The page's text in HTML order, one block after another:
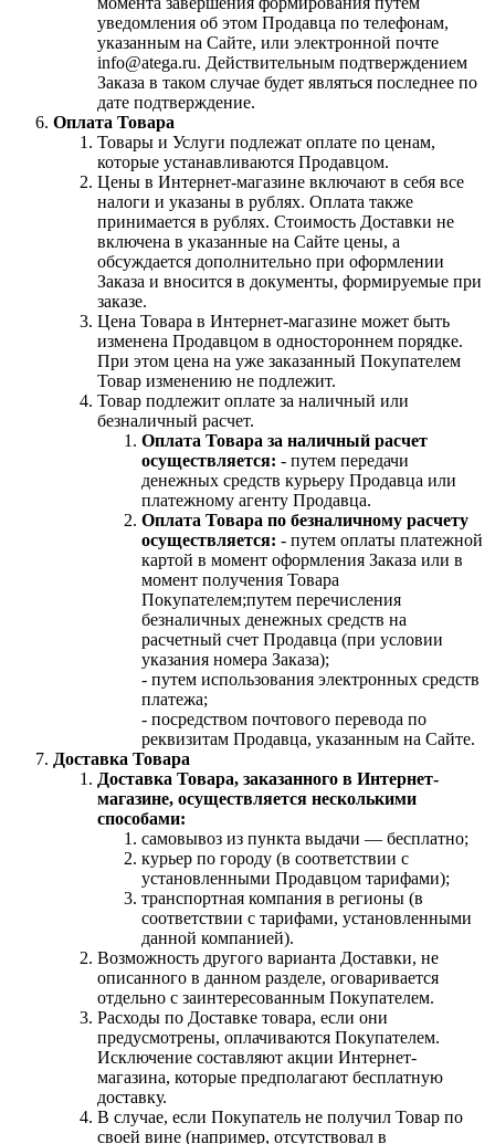
уведомления об этом Продавца по телефонам,
указанным на Сайте, или электронной почте
info@atega.ru. Действительным подтверждением
Заказа в таком случае будет являться последнее по
дате подтверждение.
Оплата Товара
Товары и Услуги подлежат оплате по ценам,
которые устанавливаются Продавцом.
Цены в Интернет-магазине включают в себя все
налоги и указаны в рублях. Оплата также
принимается в рублях. Стоимость Доставки не
включена в указанные на Сайте цены, а
обсуждается дополнительно при оформлении
Заказа и вносится в документы, формируемые при
заказе.
Цена Товара в Интернет-магазине может быть
изменена Продавцом в одностороннем порядке.
При этом цена на уже заказанный Покупателем
Товар изменению не подлежит.
Товар подлежит оплате за наличный или
безналичный расчет.
Оплата Товара за наличный расчет
осуществляется: - путем передачи
денежных средств курьеру Продавца или
платежному агенту Продавца.
Оплата Товара по безналичному расчету
осуществляется: - путем оплаты платежной
картой в момент оформления Заказа или в
момент получения Товара
Покупателем;путем перечисления
безналичных денежных средств на
расчетный счет Продавца (при условии
указания номера Заказа);
- путем использования электронных средств
платежа;
- посредством почтового перевода по
реквизитам Продавца, указанным на Сайте.
Доставка Товара
Доставка Товара, заказанного в Интернет-
магазине, осуществляется несколькими
способами:
самовывоз из пункта выдачи — бесплатно;
курьер по городу (в соответствии с
установленными Продавцом тарифами);
транспортная компания в регионы (в
соответствии с тарифами, установленными
данной компанией).
Возможность другого варианта Доставки, не
описанного в данном разделе, оговаривается
отдельно с заинтересованным Покупателем.
Расходы по Доставке товара, если они
предусмотрены, оплачиваются Покупателем.
Исключение составляют акции Интернет-
магазина, которые предполагают бесплатную
доставку.
В случае, если Покупатель не получил Товар по
своей вине (например, отсутствовал в